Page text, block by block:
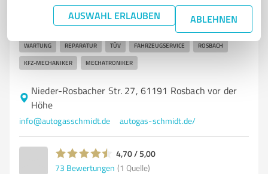
AUSWAHL ERLAUBEN ABLEHNEN
Erdgas-Fahrzeuge
ERDGAS UMRÜSTUNG GASTANKS
WARTUNG REPARATUR TÜV FAHRZEUGSERVICE ROSBACH
KFZ-MECHANIKER MECHATRONIKER
Nieder-Rosbacher Str. 27, 61191 Rosbach vor der
Höhe
info@autogasschmidt.de autogas-schmidt.de/
4,70 / 5,00
73 Bewertungen (1 Quelle)